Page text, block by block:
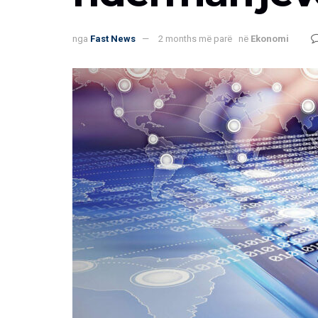
nga Fast News 2 months më parë në Ekonomi